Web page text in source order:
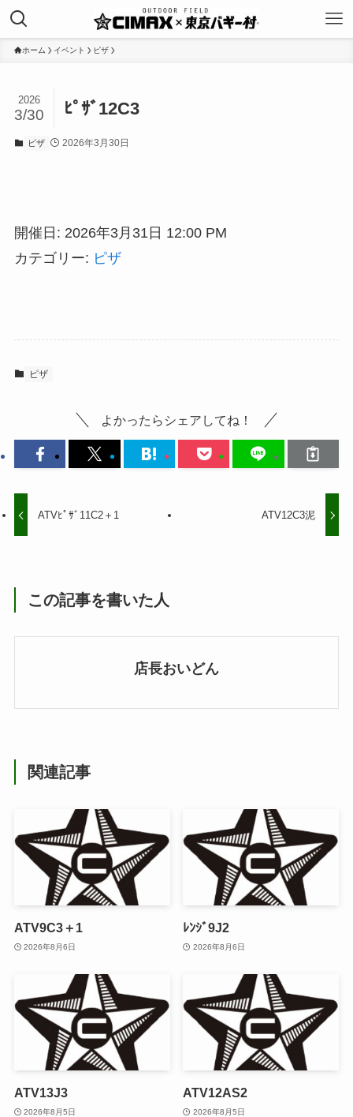
ホーム イベント ピザ
ﾋﾟｻﾞ12C3
2026
3/30
ピザ 2026年3月30日
開催日: 2026年3月31日 12:00 PM
カテゴリー: ピザ
ピザ
よかったらシェアしてね！
ATVﾋﾟｻﾞ11C2＋1 ATV12C3泥
この記事を書いた人
店長おいどん
関連記事
ATV9C3＋1
2026年8月6日
ﾚﾝｼﾞ9J2
2026年8月6日
ATV13J3
2026年8月5日
ATV12AS2
2026年8月5日